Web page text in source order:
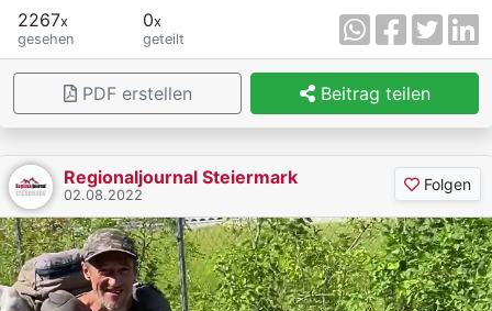
Verkehrsteilnehmer wurde der schwer verletzte Mann
vom Notarztteam des Rettungshubschrauber versorgt
und in das LKH Villach verbracht.
2267x
gesehen
0x
geteilt
PDF erstellen Beitrag teilen
Regionaljournal Steiermark
02.08.2022
Folgen